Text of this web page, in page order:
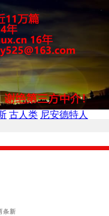
古人类 尼安德特人
条新